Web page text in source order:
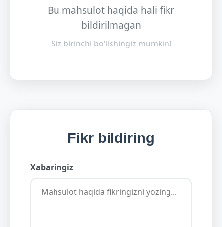
Bu mahsulot haqida hali fikr
bildirilmagan
Siz birinchi bo'lishingiz mumkin!
Fikr bildiring
Xabaringiz